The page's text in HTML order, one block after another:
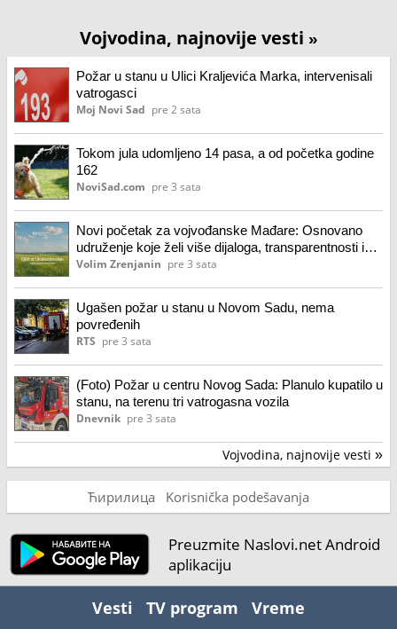
Vojvodina, najnovije vesti »
Požar u stanu u Ulici Kraljevića Marka, intervenisali
vatrogasci
Moj Novi Sad pre 2 sata
Tokom jula udomljeno 14 pasa, a od početka godine
162
NoviSad.com pre 3 sata
Novi početak za vojvođanske Mađare: Osnovano
udruženje koje želi više dijaloga, transparentnosti i
ravnomerniji razvoj Banata Civilno udruženje
Volim Zrenjanin pre 3 sata
Ugašen požar u stanu u Novom Sadu, nema
povređenih
RTS pre 3 sata
(Foto) Požar u centru Novog Sada: Planulo kupatilo u
stanu, na terenu tri vatrogasna vozila
Dnevnik pre 3 sata
Vojvodina, najnovije vesti »
Ћирилица Korisnička podešavanja
Preuzmite Naslovi.net Android
aplikaciju
Vesti TV program Vreme